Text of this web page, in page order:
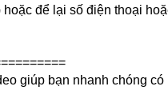
để lại số điện thoại
giúp bạn nhanh chóng